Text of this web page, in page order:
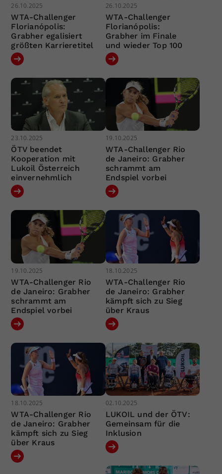
26.10.2025
WTA-Challenger
Florianópolis:
Grabher egalisiert
größten Karrieretitel
26.10.2025
WTA-Challenger
Florianópolis:
Grabher im Finale
und wieder Top 100
23.10.2025
ÖTV beendet
Kooperation mit
Lukoil Österreich
einvernehmlich
19.10.2025
WTA-Challenger Rio
de Janeiro: Grabher
schrammt am
Endspiel vorbei
19.10.2025
WTA-Challenger Rio
de Janeiro: Grabher
schrammt am
Endspiel vorbei
18.10.2025
WTA-Challenger Rio
de Janeiro: Grabher
kämpft sich zu Sieg
über Kraus
18.10.2025
WTA-Challenger Rio
de Janeiro: Grabher
kämpft sich zu Sieg
über Kraus
02.10.2025
LUKOIL und der ÖTV:
Gemeinsam für die
Inklusion